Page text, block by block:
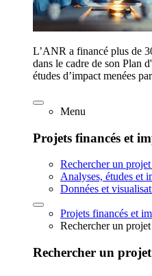
L’ANR a financé plus de
dans le cadre de son Plan
études d’impact menées
Menu
Projets financés et
Rechercher un
Analyses, études et
Données et
Projets financés et
Rechercher un
Rechercher un